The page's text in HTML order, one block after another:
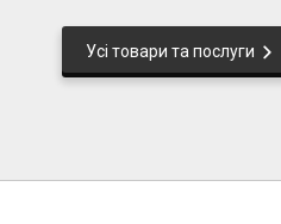
Усі товари та послуги